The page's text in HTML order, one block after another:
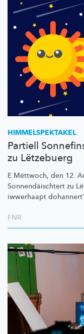
HIMMELSPEKTAKEL
Partiell
zu Lëtzebuerg
E Mëttwoch, den 12.
Sonnendäischtert zu
iwwerhaapt
FNR